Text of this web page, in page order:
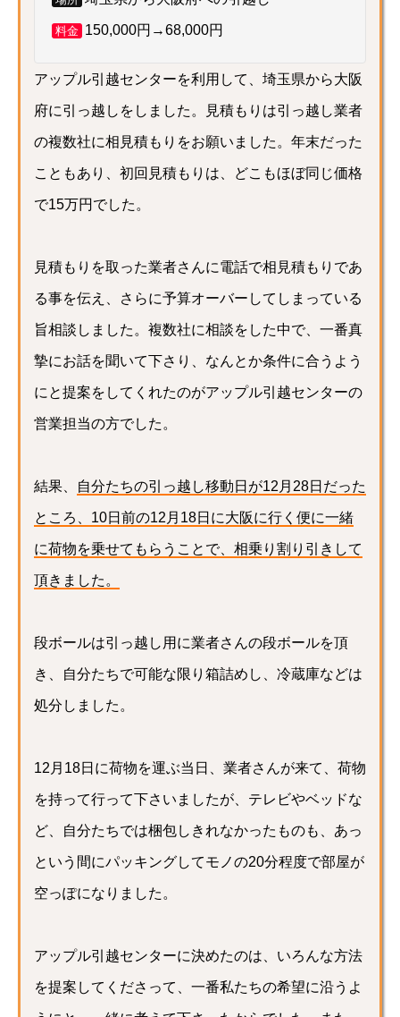
料金 150,000円→68,000円
アップル引越センターを利用して、埼玉県から大阪
府に引っ越しをしました。見積もりは引っ越し業者
の複数社に相見積もりをお願いました。年末だった
こともあり、初回見積もりは、どこもほぼ同じ価格
で15万円でした。
見積もりを取った業者さんに電話で相見積もりであ
る事を伝え、さらに予算オーバーしてしまっている
旨相談しました。複数社に相談をした中で、一番真
摯にお話を聞いて下さり、なんとか条件に合うよう
にと提案をしてくれたのがアップル引越センターの
営業担当の方でした。
結果、 自分たちの引っ越し移動日が12月28日だった
ところ、10日前の12月18日に大阪に行く便に一緒
に荷物を乗せてもらうことで、相乗り割り引きして
頂きました。
段ボールは引っ越し用に業者さんの段ボールを頂
き、自分たちで可能な限り箱詰めし、冷蔵庫などは
処分しました。
12月18日に荷物を運ぶ当日、業者さんが来て、荷物
を持って行って下さいましたが、テレビやベッドな
ど、自分たちでは梱包しきれなかったものも、あっ
という間にパッキングしてモノの20分程度で部屋が
空っぽになりました。
アップル引越センターに決めたのは、いろんな方法
を提案してくださって、一番私たちの希望に沿うよ